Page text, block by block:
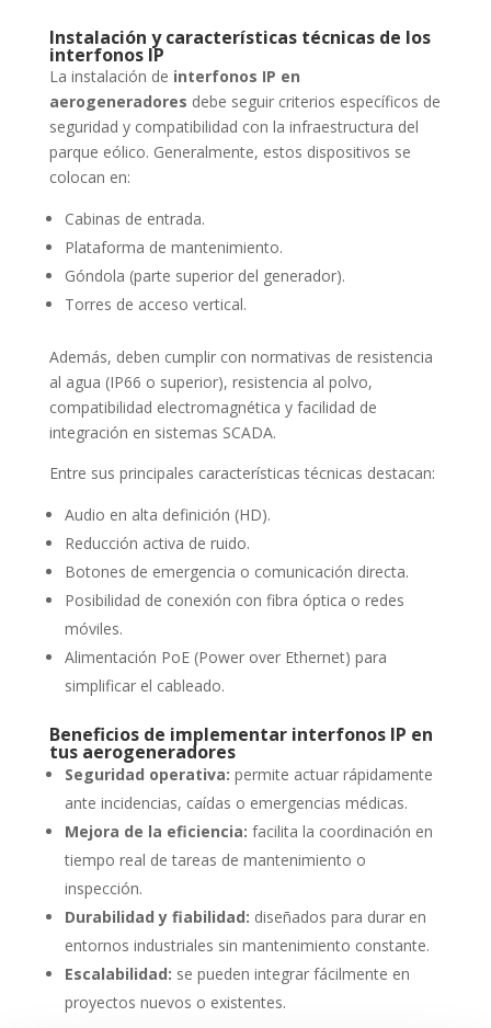
Instalación y características técnicas de los
interfonos IP
La instalación de interfonos IP en
aerogeneradores debe seguir criterios específicos de
seguridad y compatibilidad con la infraestructura del
parque eólico. Generalmente, estos dispositivos se
colocan en:
Cabinas de entrada.
Plataforma de mantenimiento.
Góndola (parte superior del generador).
Torres de acceso vertical.
Además, deben cumplir con normativas de resistencia
al agua (IP66 o superior), resistencia al polvo,
compatibilidad electromagnética y facilidad de
integración en sistemas SCADA.
Entre sus principales características técnicas destacan:
Audio en alta definición (HD).
Reducción activa de ruido.
Botones de emergencia o comunicación directa.
Posibilidad de conexión con fibra óptica o redes
móviles.
Alimentación PoE (Power over Ethernet) para
simplificar el cableado.
Beneficios de implementar interfonos IP en
tus aerogeneradores
Seguridad operativa: permite actuar rápidamente
ante incidencias, caídas o emergencias médicas.
Mejora de la eficiencia: facilita la coordinación en
tiempo real de tareas de mantenimiento o
inspección.
Durabilidad y fiabilidad: diseñados para durar en
entornos industriales sin mantenimiento constante.
Escalabilidad: se pueden integrar fácilmente en
proyectos nuevos o existentes.